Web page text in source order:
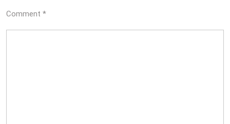
Comment *